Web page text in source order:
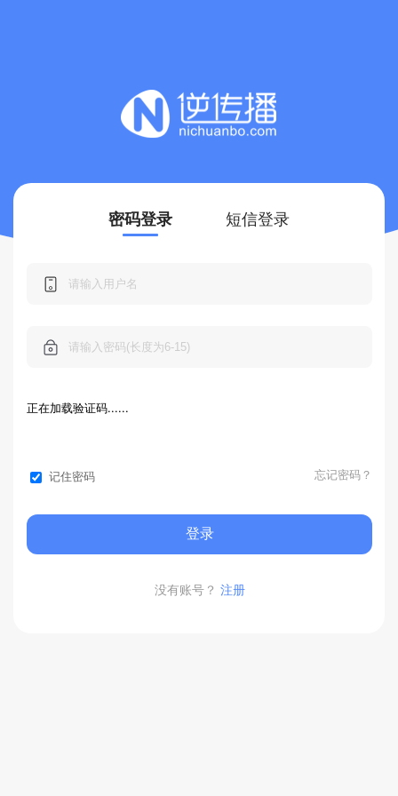
密码登录 短信登录
正在加载验证码......
记住密码 忘记密码？
登录
没有账号？ 注册